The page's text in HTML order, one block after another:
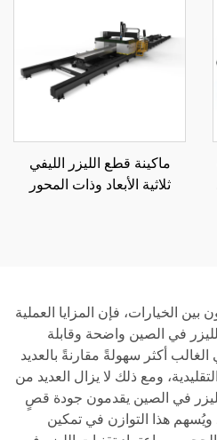
ماكينة قطع الليزر الليفي
ثلاثية الأبعاد وذات المحور
بين الخيارات، فإن المزايا العملية
في الصين واضحة وقابلة
أكثر سهولةً مقارنةً بالعديد
ومع ذلك لا يزال العديد من
في الصين يقدمون جودة قصٍ
ويُسهم هذا التوازن في تمكين